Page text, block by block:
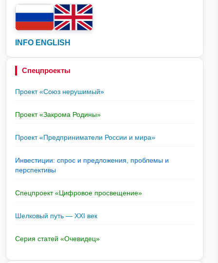
INFO ENGLISH
Спецпроекты
Проект «Союз нерушимый»
Проект «Закрома Родины»
Проект «Предприниматели России и мира»
Инвестиции: спрос и предложения, проблемы и
перспективы
Спецпроект «Цифровое просвещение»
Шелковый путь — XXI век
Серия статей «Очевидец»